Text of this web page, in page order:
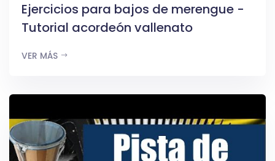
Ejercicios para bajos de merengue -
Tutorial acordeón vallenato
VER MÁS